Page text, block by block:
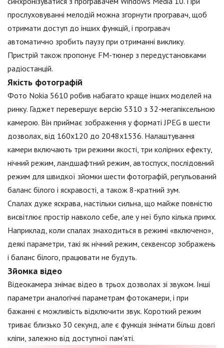
прослуховуванні мелодій можна згорнути програвач, щоб
отримати доступ до інших функцій, і програвач
автоматично зробить паузу при отриманні виклику.
Пристрій також пропонує FM-тюнер з передустановками
радіостанцій.
Якість фотографій
Фото Nokia 5610 робив набагато краще інших моделей на
ринку. Гаджет перевершує версію 5310 з 32-мегапіксельною
камерою. Він приймає зображення у форматі JPEG в шести
дозволах, від 160x120 до 2048x1536. Налаштування
камери включають три режими якості, три колірних ефекту,
нічний режим, ландшафтний режим, автоспуск, послідовний
режим для швидкої зйомки шести фотографій, регульований
баланс білого і яскравості, а також 8-кратний зум.
Спалах дуже яскрава, настільки сильна, що майже повністю
висвітлює простір навколо себе, але у неї було кілька примх.
Наприклад, коли спалах знаходиться в режимі «включено»,
деякі параметри, такі як нічний режим, секвенсор зображень
і баланс білого, працювати не будуть.
Зйомка відео
Відеокамера знімає відео в трьох дозволах зі звуком. Інші
параметри аналогічні параметрам фотокамери, і при
бажанні є можливість відключити звук. Короткий режим
триває близько 30 секунд, але є функція знімати більш довгі
кліпи, залежно від доступної пам'яті.